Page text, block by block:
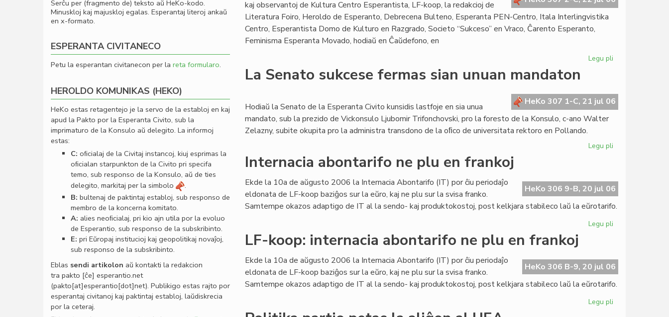
kaj observantoj de Kultura Centro Esperantista, LF-koop, la redakcioj de
Literatura Foiro, Heroldo de Esperanto, Debrecena Bulteno, Esperanta PEN-Centro, Itala Interlingvistika
Centro, Esperantista Domo de Kulturo en Razgrado, Societo “Sukceso” en Vraco, Ĉarento Esperanto,
Feminisma Esperanta Movado, hodiaŭ en Ĉaŭdefono, en
Legu pli
la
kreskon
La Senato sukcese fermas sian unuan mandaton
HeKo 307 1-C, 21 jul 06
Hodiaŭ la Senato de la Esperanta Civito kunsidis lastfoje en sia unua
mandato, sub la prezido de Vickonsulo Ljubomir Trifonchovski, pro la foresto de la Konsulo, c-ano Walter
Zelazny, subite okupita pro la administra transdono de la oﬁco de universitata rektoro en Pollando.
Legu pli
fermas
sian
unuan
Internacia abontarifo ne plu en frankoj
HeKo 306 9-B, 20 jul 06
Ekde la 10a de aŭgusto 2006 la Internacia Abontarifo (IT) por ĉiu periodaĵo
eldonata de LF-koop baziĝos sur la eŭro, kaj ne plu sur la svisa franko.
Samtempe okazos adaptigo de IT al la sendo- kaj produktokostoj, post kelkjara stabileco laŭ la eŭrotarifo.
Legu pli
plu
en
frankoj
LF-koop: internacia abontarifo ne plu en frankoj
HeKo 306 B-9, 20 jul 06
Ekde la 10a de aŭgusto 2006 la Internacia Abontarifo (IT) por ĉiu periodaĵo
eldonata de LF-koop baziĝos sur la eŭro, kaj ne plu sur la svisa franko.
Samtempe okazos adaptigo de IT al la sendo- kaj produktokostoj, post kelkjara stabileco laŭ la eŭrotarifo.
Legu pli
Serĉu per (fragmento de) teksto aŭ HeKo-kodo.
Minuskloj kaj majuskloj egalas. Esperantaj literoj ankaŭ
en x-formato.
ESPERANTA CIVITANECO
Petu la esperantan civitanecon per la reta formularo.
HEROLDO KOMUNIKAS (HEKO)
HeKo estas retagentejo je la servo de la establoj en kaj
apud la Pakto por la Esperanta Civito, sub la
imprimaturo de la Konsulo aŭ delegito. La informoj
estas:
C: oﬁcialaj de la Civitaj instancoj, kiuj esprimas la
oﬁcialan starpunkton de la Civito pri specifa
temo, sub responso de la Konsulo, aŭ de ties
delegito, markitaj per la simbolo
.
B: bultenaj de paktintaj establoj, sub responso de
membro de la koncerna komitato.
A: alies neoﬁcialaj, pri kio ajn utila por la evoluo
de Esperantio, sub responso de la subskribinto.
E: pri Eŭropaj institucioj kaj geopolitikaj novaĵoj,
sub responso de la subskribinto.
Eblas sendi artikolon aŭ kontakti la redakcion
tra pakto [ĉe] esperantio.net
(pakto[at]esperantio[dot]net). Publikigo estas rajto por
esperantaj civitanoj kaj paktintaj establoj, laŭdiskrecia
por la ceteraj.